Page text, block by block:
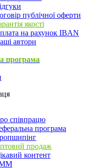
публічної оферти
якості
на рахунок IBAN
автори
програма
співпрацю
програма
продаж
контент